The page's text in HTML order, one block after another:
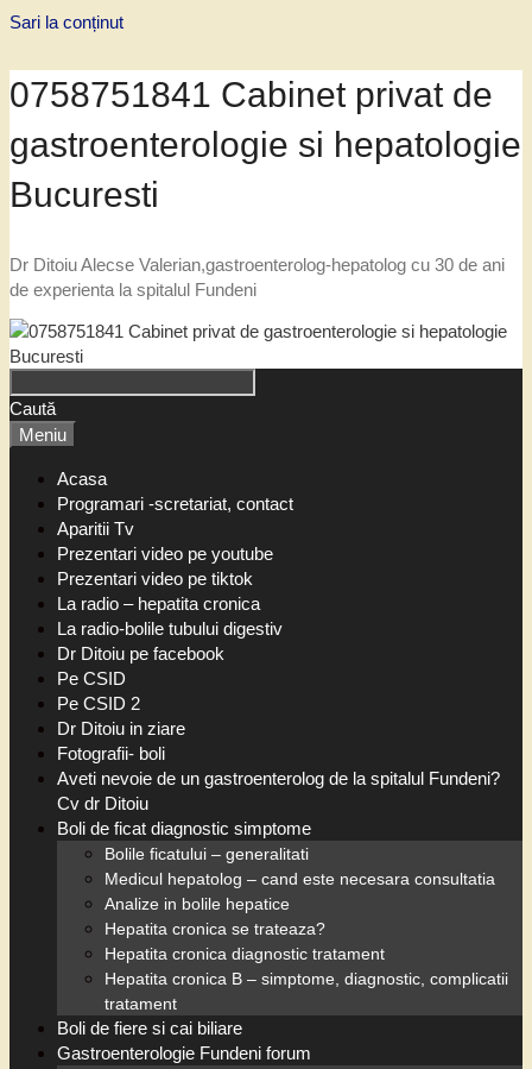
Sari la conținut
0758751841 Cabinet privat de
gastroenterologie si hepatologie
Bucuresti
Dr Ditoiu Alecse Valerian,gastroenterolog-hepatolog cu 30 de ani
de experienta la spitalul Fundeni
Caută
Meniu
Acasa
Programari -scretariat, contact
Aparitii Tv
Prezentari video pe youtube
Prezentari video pe tiktok
La radio – hepatita cronica
La radio-bolile tubului digestiv
Dr Ditoiu pe facebook
Pe CSID
Pe CSID 2
Dr Ditoiu in ziare
Fotografii- boli
Aveti nevoie de un gastroenterolog de la spitalul Fundeni?
Cv dr Ditoiu
Boli de ficat diagnostic simptome
Bolile ficatului – generalitati
Medicul hepatolog – cand este necesara consultatia
Analize in bolile hepatice
Hepatita cronica se trateaza?
Hepatita cronica diagnostic tratament
Hepatita cronica B – simptome, diagnostic, complicatii
tratament
Boli de fiere si cai biliare
Gastroenterologie Fundeni forum